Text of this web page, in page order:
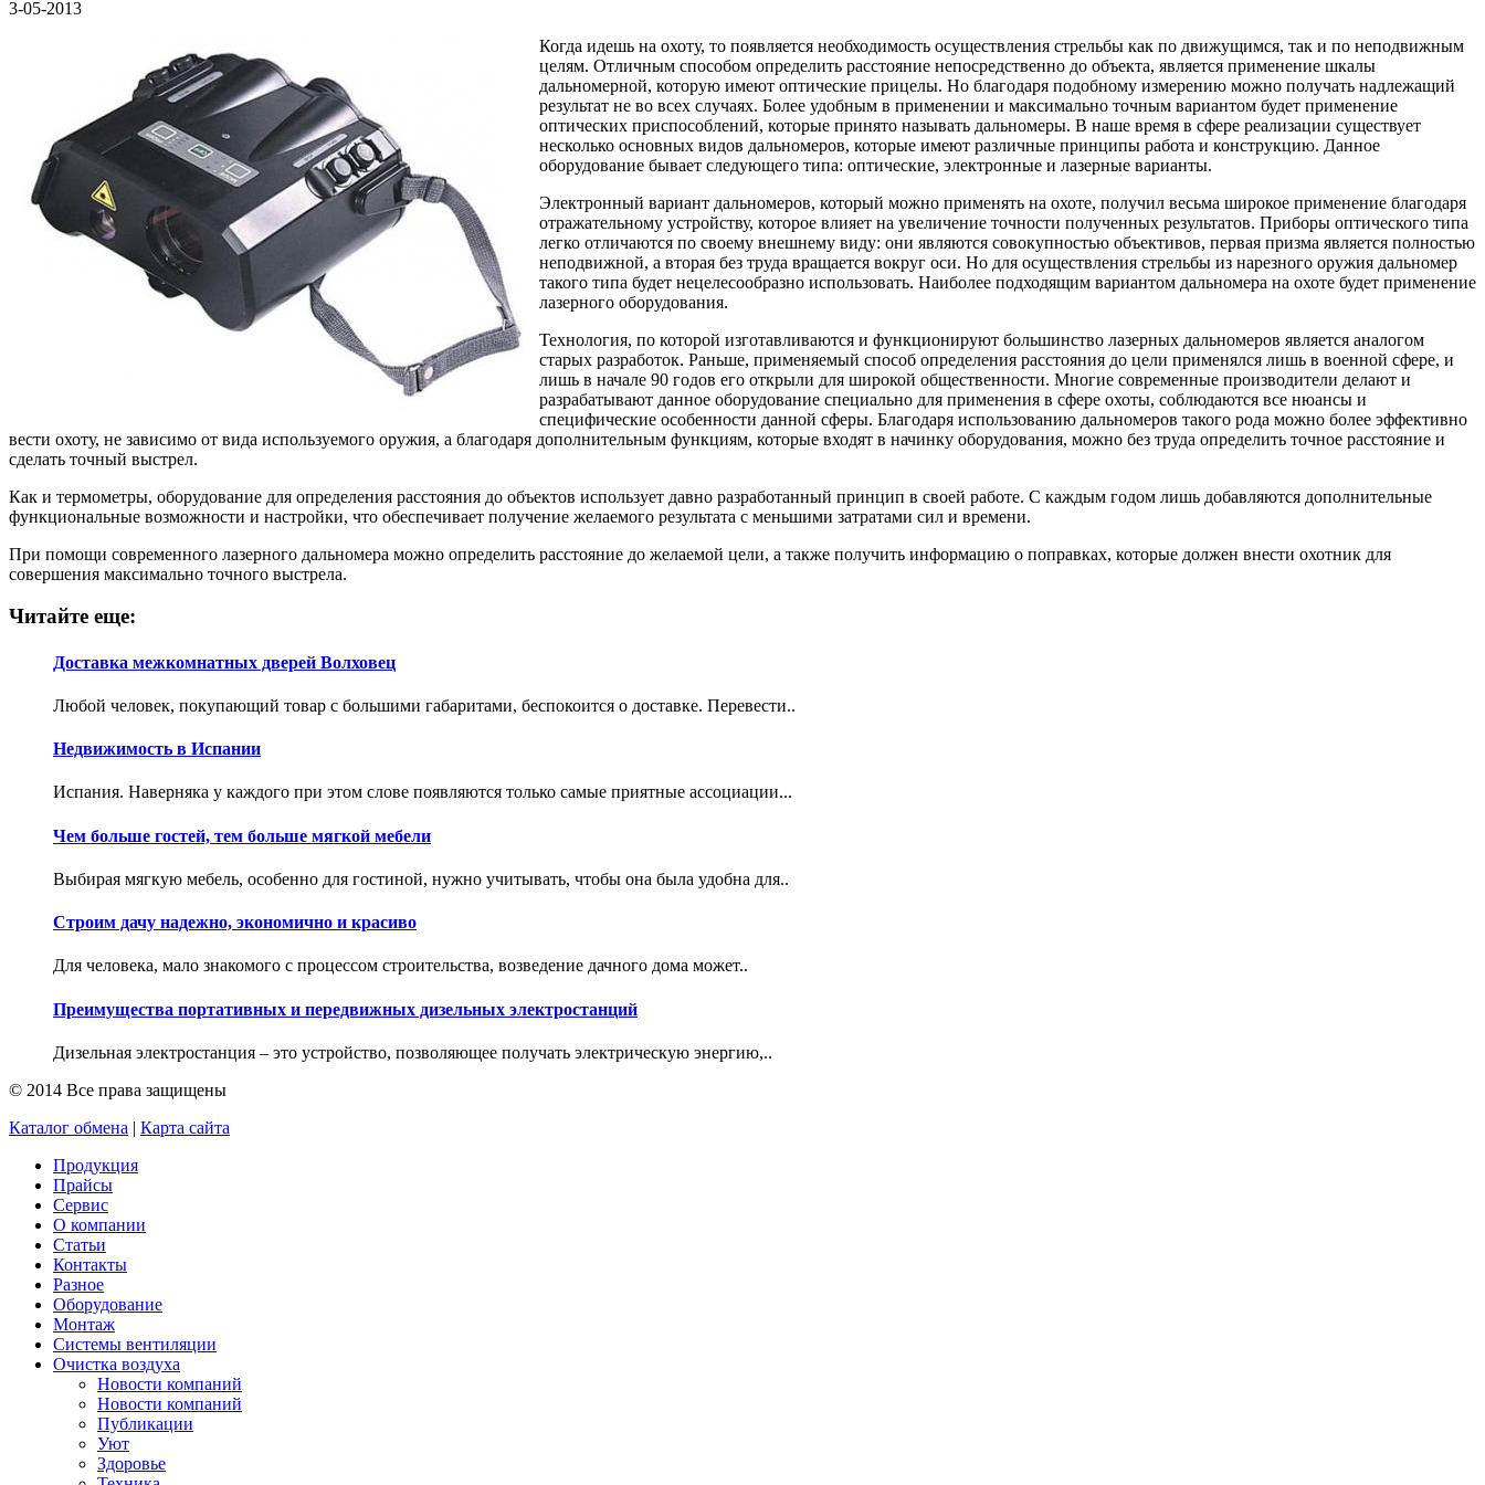
3-05-2013
Когда идешь на охоту, то появляется необходимость осуществления стрельбы как по движущимся, так и по неподвижным
целям. Отличным способом определить расстояние непосредственно до объекта, является применение шкалы
дальномерной, которую имеют оптические прицелы. Но благодаря подобному измерению можно получать надлежащий
результат не во всех случаях. Более удобным в применении и максимально точным вариантом будет применение
оптических приспособлений, которые принято называть дальномеры. В наше время в сфере реализации существует
несколько основных видов дальномеров, которые имеют различные принципы работа и конструкцию. Данное
оборудование бывает следующего типа: оптические, электронные и лазерные варианты.
Электронный вариант дальномеров, который можно применять на охоте, получил весьма широкое применение благодаря
отражательному устройству, которое влияет на увеличение точности полученных результатов. Приборы оптического типа
легко отличаются по своему внешнему виду: они являются совокупностью объективов, первая призма является полностью
неподвижной, а вторая без труда вращается вокруг оси. Но для осуществления стрельбы из нарезного оружия дальномер
такого типа будет нецелесообразно использовать. Наиболее подходящим вариантом дальномера на охоте будет применение
лазерного оборудования.
Технология, по которой изготавливаются и функционируют большинство лазерных дальномеров является аналогом
старых разработок. Раньше, применяемый способ определения расстояния до цели применялся лишь в военной сфере, и
лишь в начале 90 годов его открыли для широкой общественности. Многие современные производители делают и
разрабатывают данное оборудование специально для применения в сфере охоты, соблюдаются все нюансы и
специфические особенности данной сферы. Благодаря использованию дальномеров такого рода можно более эффективно
вести охоту, не зависимо от вида используемого оружия, а благодаря дополнительным функциям, которые входят в начинку оборудования, можно без труда определить точное расстояние и
сделать точный выстрел.
Как и термометры, оборудование для определения расстояния до объектов использует давно разработанный принцип в своей работе. С каждым годом лишь добавляются дополнительные
функциональные возможности и настройки, что обеспечивает получение желаемого результата с меньшими затратами сил и времени.
При помощи современного лазерного дальномера можно определить расстояние до желаемой цели, а также получить информацию о поправках, которые должен внести охотник для
совершения максимально точного выстрела.
Читайте еще:
Доставка межкомнатных дверей Волховец
Любой человек, покупающий товар с большими габаритами, беспокоится о доставке. Перевести..
Недвижимость в Испании
Испания. Наверняка у каждого при этом слове появляются только самые приятные ассоциации...
Чем больше гостей, тем больше мягкой мебели
Выбирая мягкую мебель, особенно для гостиной, нужно учитывать, чтобы она была удобна для..
Строим дачу надежно, экономично и красиво
Для человека, мало знакомого с процессом строительства, возведение дачного дома может..
Преимущества портативных и передвижных дизельных электростанций
Дизельная электростанция – это устройство, позволяющее получать электрическую энергию,..
© 2014 Все права защищены
Каталог обмена | Карта сайта
Продукция
Прайсы
Сервис
О компании
Статьи
Контакты
Разное
Оборудование
Монтаж
Системы вентиляции
Очистка воздуха
Новости компаний
Новости компаний
Публикации
Уют
Здоровье